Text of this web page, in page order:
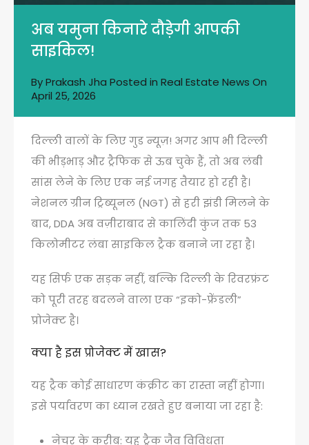
अब यमुना किनारे दौड़ेगी आपकी
साइकिल!
ByPrakash Jha Posted in Real Estate News On
April 25, 2026
दिल्ली वालों के लिए गुड न्यूज़! अगर आप भी दिल्ली
की भीड़भाड़ और ट्रैफिक से ऊब चुके हैं, तो अब लंबी
सांस लेने के लिए एक नई जगह तैयार हो रही है।
नेशनल ग्रीन ट्रिब्यूनल (NGT) से हरी झंडी मिलने के
बाद, DDA अब वज़ीराबाद से कालिंदी कुंज तक 53
किलोमीटर लंबा साइकिल ट्रैक बनाने जा रहा है।
यह सिर्फ एक सड़क नहीं, बल्कि दिल्ली के रिवरफ्रंट
को पूरी तरह बदलने वाला एक “इको-फ्रेंडली”
प्रोजेक्ट है।
क्या है इस प्रोजेक्ट में खास?
यह ट्रैक कोई साधारण कंक्रीट का रास्ता नहीं होगा।
इसे पर्यावरण का ध्यान रखते हुए बनाया जा रहा है:
नेचर के करीब: यह ट्रैक जैव विविधता